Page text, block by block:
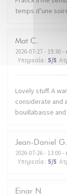
temps d’une
Mat C
2026-07-27- 19:30 -
Υπηρεσία : 5/5
Lovely stuff. A
considerate and
bouillabaisse
Jean-Daniel G
2026-07-26- 13:00 -
Υπηρεσία : 5/5
Einar N